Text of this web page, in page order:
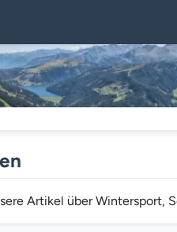
Artikel über Wintersport,